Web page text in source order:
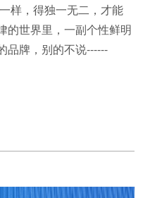
样，得独一无二，才能
的世界里，一副个性鲜明
品牌，别的不说------